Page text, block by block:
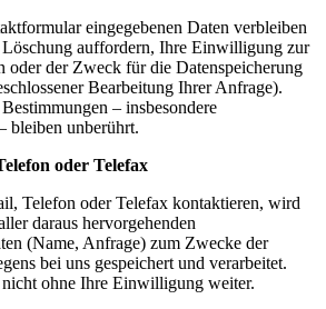
eingegebenen Daten verbleiben
Löschung auffordern, Ihre Einwilligung zur
oder der Zweck für die Datenspeicherung
Bearbeitung Ihrer Anfrage).
– insbesondere
bleiben unberührt.
oder Telefax
Telefon oder Telefax kontaktieren, wird
daraus hervorgehenden
(Name, Anfrage) zum Zwecke der
bei uns gespeichert und verarbeitet.
ohne Ihre Einwilligung weiter.